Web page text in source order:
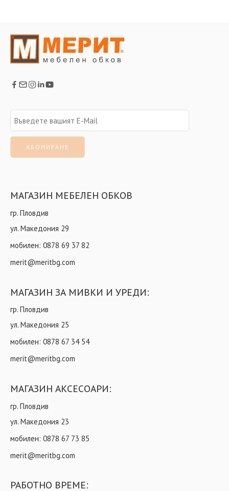
МАГАЗИН МЕБЕЛЕН ОБКОВ
гр. Пловдив
ул. Македония 29
мобилен: 0878 69 37 82
merit@meritbg.com
МАГАЗИН ЗА МИВКИ И УРЕДИ:
гр. Пловдив
ул. Македония 25
мобилен: 0878 67 34 54
merit@meritbg.com
МАГАЗИН АКСЕСОАРИ:
гр. Пловдив
ул. Македония 23
мобилен: 0878 67 73 85
merit@meritbg.com
РАБОТНО ВРЕМЕ: